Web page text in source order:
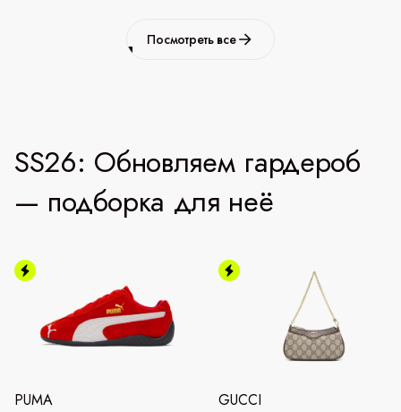
Посмотреть все
SS26: Обновляем гардероб
— подборка для неё
PUMA GUCCI